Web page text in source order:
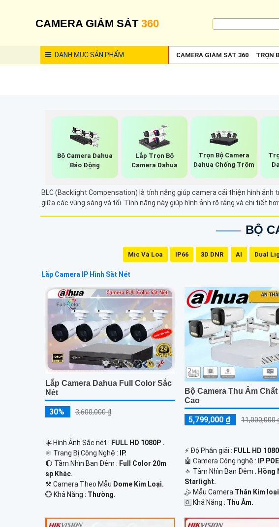
CAMERA GIÁM SÁT 360
DANH MỤCSẢN PHẨM CAMERA GIÁM SÁT 360 TRỌN
Bộ Camera Dahua
Báo Động
Lắp Trọn Bộ
Camera Dahua
Trọn Bộ Camera
Dahua Chống Trộm
BLC (Backlight Compensation) là tính năng giúp camera cải thiện hình
giữa các vùng sáng và tối. Tính năng này giúp hình ảnh rõ ràng và chi tiết
BỘ
Mic Và Loa IP66 3D DNR AI Dual
Lắp Camera IP Hình Sắt Nét
Lắp Camera Dahua Full Color Sắc
Nét
30% 3,600,000 ₫
☀️ Hình Ảnh Sắc nét : FULL HD 1080P .
⚛️ Trang Bị Công Nghệ :
IP.
🌔 Tầm Nhìn Ban Đêm : Full Color 20m
sp Khác.
⚒ Camera Theo Mẫu Dome Kim Loại.
️💮 Khả Năng : Thường.
Bộ Camera Thu Âm
Cao
5,799,000 ₫ 11,000,000
️⚡ Độ Phân giải : FULL HD
🤖️ Camera Công nghệ :
IP
🔅 Tầm Nhìn Ban Đêm : Hồng
Starlight.
🤹 Mẫu Camera Thân Kim
️🆑 Khả Năng : Thu Âm.